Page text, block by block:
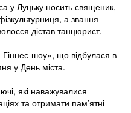
у Луцьку носить священик,
а звання
дістав танцюрист.
Гіннес-шоу», що відбулася в
у День міста.
які наважувалися
та отримати пам’ятні